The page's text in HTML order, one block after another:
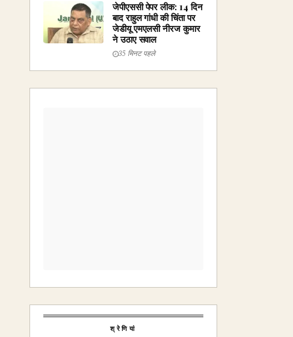
जेपीएससी पेपर लीक: 14 दिन
बाद राहुल गांधी की चिंता पर
जेडीयू एमएलसी नीरज कुमार
ने उठाए सवाल
35 मिनट पहले
श्रेणियां